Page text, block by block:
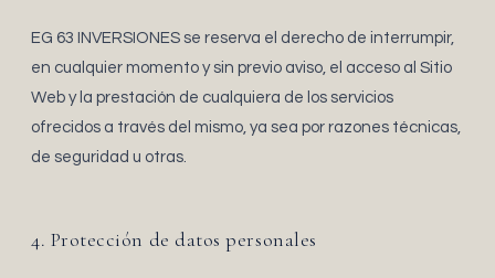
EG 63 INVERSIONES se reserva el derecho de interrumpir,
en cualquier momento y sin previo aviso, el acceso al Sitio
Web y la prestación de cualquiera de los servicios
ofrecidos a través del mismo, ya sea por razones técnicas,
de seguridad u otras.
4. Protección de datos personales